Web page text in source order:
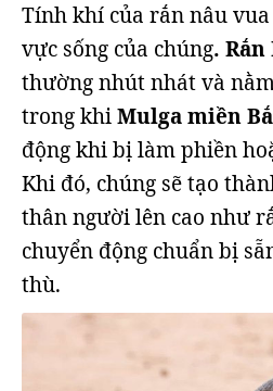
Tính khí của rắn nâu
vực sống của chúng.
thường nhút nhát và
trong khiMulga miền
động khi bị làm phiền
Khi đó, chúng sẽ tạo
thân người lên cao như
chuyển động chuẩn bị
thù.